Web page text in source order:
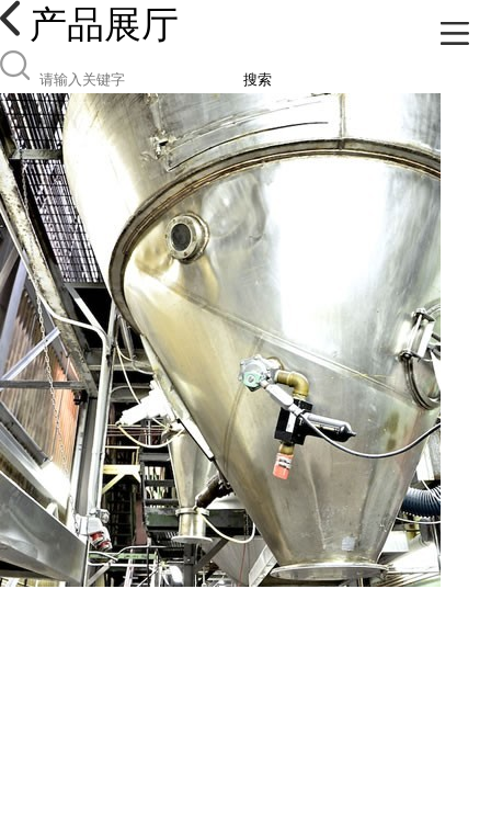
产品展厅
搜索